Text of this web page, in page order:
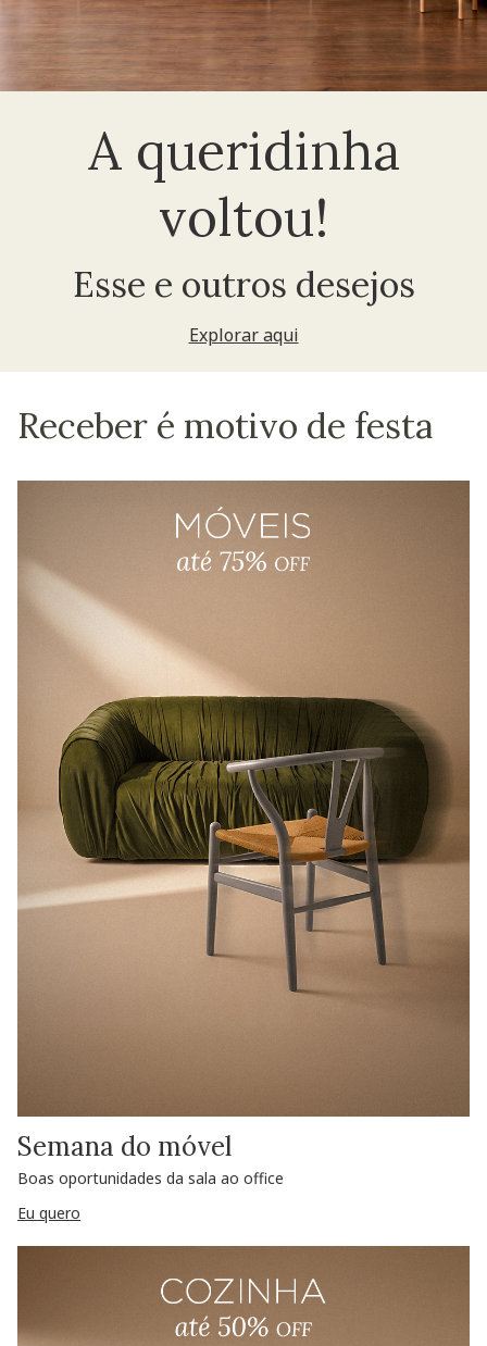
A queridinha
voltou!
Esse e outros desejos
Explorar aqui
Receber é motivo de festa
Semana do móvel
Boas oportunidades da sala ao office
Eu quero